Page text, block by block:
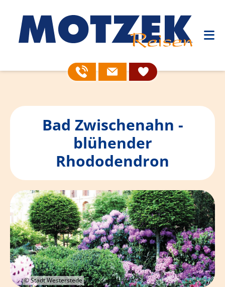
Bad Zwischenahn -
blühender
Rhododendron
© Stadt Westerstede